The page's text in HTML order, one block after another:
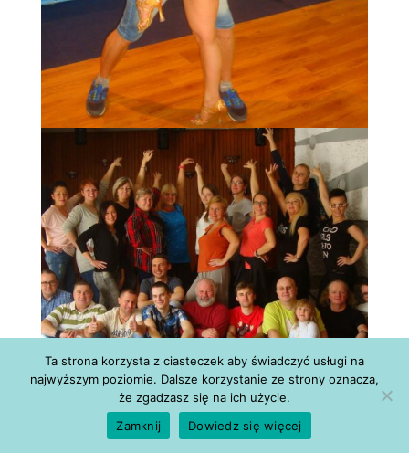
Ta strona korzysta z ciasteczek aby świadczyć usługi na
najwyższym poziomie. Dalsze korzystanie ze strony oznacza,
że zgadzasz się na ich użycie.
Zamknij
Dowiedz się więcej